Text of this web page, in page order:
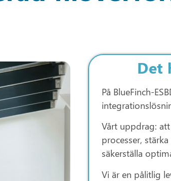
Det
På BlueFinch-
Vårt uppdrag:
processer,
säkerställa
Vi är en pålitlig